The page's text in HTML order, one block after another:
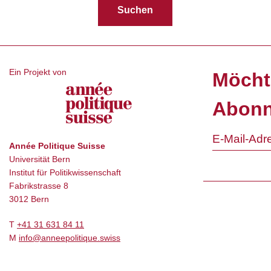
Ein Projekt von
Année Politique Suisse
Universität Bern
Institut für Politikwissenschaft
Fabrikstrasse 8
3012 Bern
T +41 31 631 84 11
M info@anneepolitique.swiss